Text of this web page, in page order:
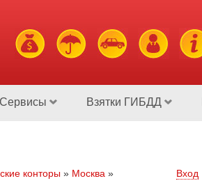
Сервисы Взятки ГИБДД
конторы » Москва »
Вход